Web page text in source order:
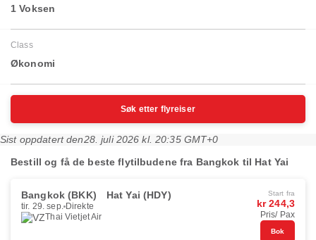
1 Voksen
Class
Økonomi
Søk etter flyreiser
Sist oppdatert den28. juli 2026 kl. 20:35 GMT+0
Bestill og få de beste flytilbudene fra Bangkok til Hat Yai
Bangkok (BKK) Hat Yai (HDY)
tir. 29. sep. Direkte
Thai Vietjet Air
Start fra
kr 244,3
Pris/ Pax
Bok